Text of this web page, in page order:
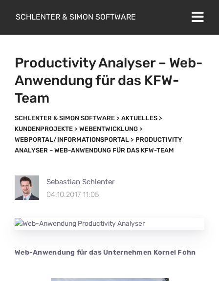
SCHLENTER & SIMON SOFTWARE
Productivity Analyser – Web-
Anwendung für das KFW-
Team
SCHLENTER & SIMON SOFTWARE > AKTUELLES >
KUNDENPROJEKTE > WEBENTWICKLUNG >
WEBPORTAL/INFORMATIONSPORTAL > PRODUCTIVITY
ANALYSER – WEB-ANWENDUNG FÜR DAS KFW-TEAM
Sebastian Schlenter
04.10.2017 11:05
Web-Anwendung für das Unternehmen Kornel Fohn